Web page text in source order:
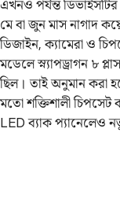
এখনও পর্যন্ত
মে বা জুন মাস নাগাদ
ডিজাইন, ক্যামেরা ও
মডেলে স্ন্যাপড্রাগন ৮
ছিল। তাই অনুমান করা
মতো শক্তিশালী
LED ব্যাক প্যানেলেও